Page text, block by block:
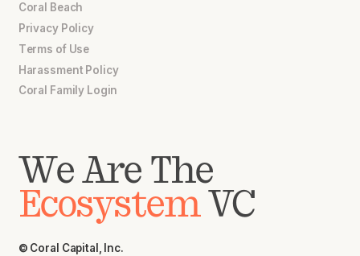
Coral Beach
Privacy Policy
Terms of Use
Harassment Policy
Coral Family Login
We Are The
EcosystemVC
© Coral Capital, Inc.